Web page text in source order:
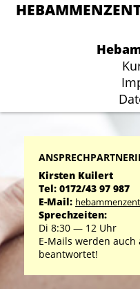
Kirsten Kuilert
Tel: 0172/43 97 987
E-Mail:
Sprechzeiten:
Di 8:30 ― 12 Uhr
E-Mails werden
beantwortet!